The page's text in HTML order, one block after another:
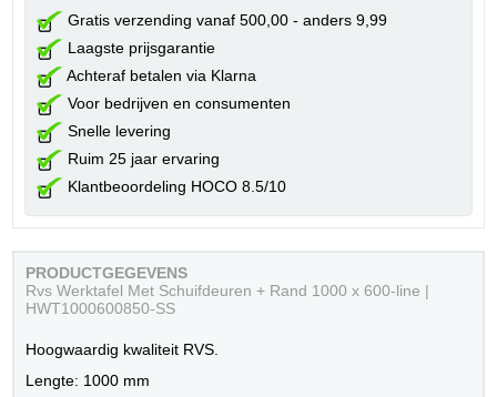
Gratis verzending vanaf 500,00 - anders 9,99
Laagste prijsgarantie
Achteraf betalen via Klarna
Voor bedrijven en consumenten
Snelle levering
Ruim 25 jaar ervaring
Klantbeoordeling HOCO 8.5/10
PRODUCTGEGEVENS
Rvs Werktafel Met Schuifdeuren + Rand 1000 x 600-line |
HWT1000600850-SS
Hoogwaardig kwaliteit RVS.
Lengte: 1000 mm